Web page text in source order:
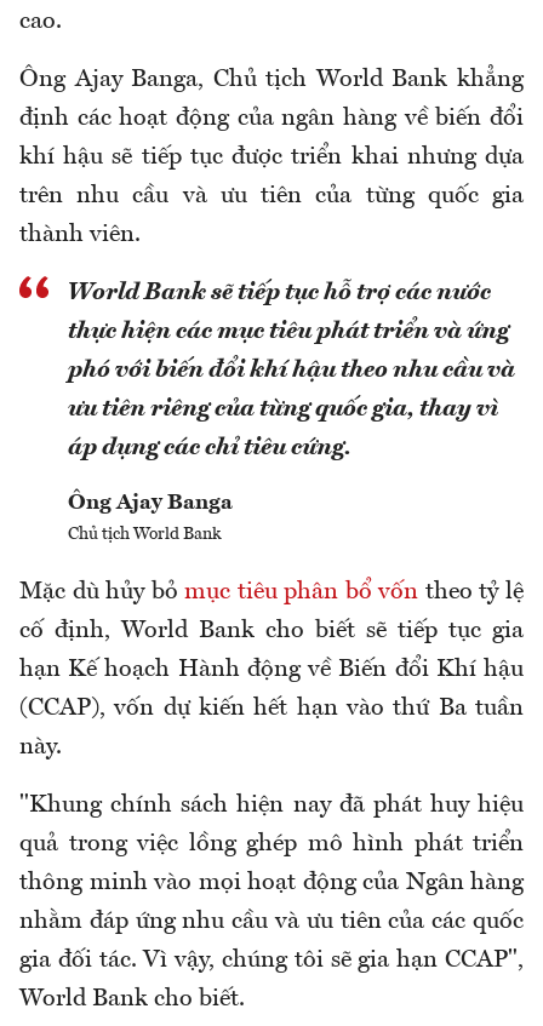
cao.
Ông Ajay Banga, Chủ tịch World Bank khẳng
định các hoạt động của ngân hàng về biến đổi
khí hậu sẽ tiếp tục được triển khai nhưng dựa
trên nhu cầu và ưu tiên của từng quốc gia
thành viên.
World Bank sẽ tiếp tục hỗ trợ các nước
thực hiện các mục tiêu phát triển và ứng
phó với biến đổi khí hậu theo nhu cầu và
ưu tiên riêng của từng quốc gia, thay vì
áp dụng các chỉ tiêu cứng.
Ông Ajay Banga
Chủ tịch World Bank
Mặc dù hủy bỏmục tiêu phân bổ vốn theo tỷ lệ
cố định, World Bank cho biết sẽ tiếp tục gia
hạn Kế hoạch Hành động về Biến đổi Khí hậu
(CCAP), vốn dự kiến hết hạn vào thứ Ba tuần
này.
"Khung chính sách hiện nay đã phát huy hiệu
quả trong việc lồng ghép mô hình phát triển
thông minh vào mọi hoạt động của Ngân hàng
nhằm đáp ứng nhu cầu và ưu tiên của các quốc
gia đối tác. Vì vậy, chúng tôi sẽ gia hạn CCAP",
World Bank cho biết.